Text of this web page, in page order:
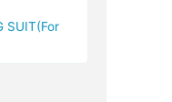
SUIT(For